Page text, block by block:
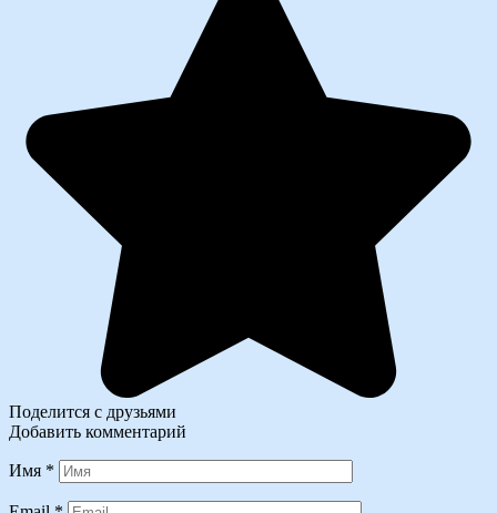
Поделится с друзьями
Добавить комментарий
Имя *